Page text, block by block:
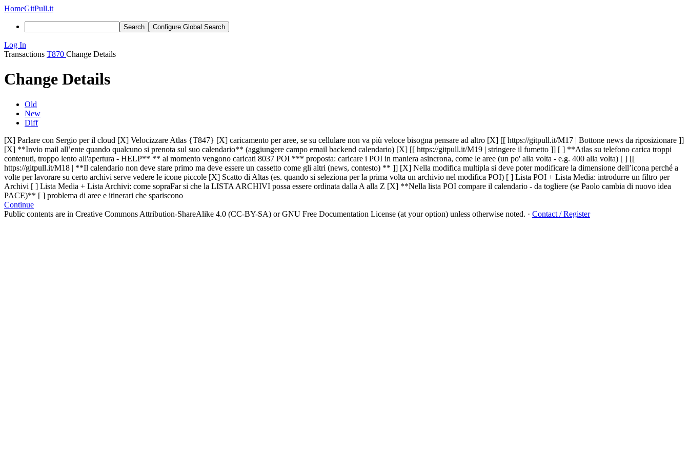
HomeGitPull.it
Search Configure Global Search
Log In
Transactions T870 Change Details
Change Details
Old
New
Diff
[X] Parlare con Sergio per il cloud [X] Velocizzare Atlas {T847} [X] caricamento per aree, se su cellulare non va più veloce bisogna pensare ad altro [X] [[ https://gitpull.it/M17 | Bottone news da riposizionare ]]
[X] **Invio mail all’ente quando qualcuno si prenota sul suo calendario** (aggiungere campo email backend calendario) [X] [[ https://gitpull.it/M19 | stringere il fumetto ]] [ ] **Atlas su telefono carica troppi
contenuti, troppo lento all'apertura - HELP** ** al momento vengono caricati 8037 POI *** proposta: caricare i POI in maniera asincrona, come le aree (un po' alla volta - e.g. 400 alla volta) [ ] [[
https://gitpull.it/M18 | **Il calendario non deve stare primo ma deve essere un cassetto come gli altri (news, contesto) ** ]] [X] Nella modifica multipla si deve poter modificare la dimensione dell’icona perché a
volte per lavorare su certo archivi serve vedere le icone piccole [X] Scatto di Altas (es. quando si seleziona per la prima volta un archivio nel modifica POI) [ ] Lista POI + Lista Media: introdurre un filtro per
Archivi [ ] Lista Media + Lista Archivi: come sopraFar si che la LISTA ARCHIVI possa essere ordinata dalla A alla Z [X] **Nella lista POI compare il calendario - da togliere (se Paolo cambia di nuovo idea
PACE)** [ ] problema di aree e itinerari che spariscono
Continue
Public contents are in Creative Commons Attribution-ShareAlike 4.0 (CC-BY-SA) or GNU Free Documentation License (at your option) unless otherwise noted. · Contact / Register